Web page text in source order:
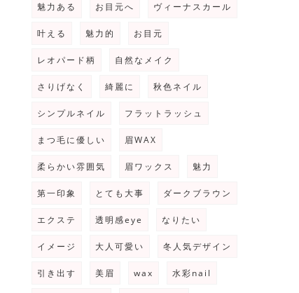
魅力ある お目元へ ヴィーナスカール
叶える 魅力的 お目元
レオパード柄 自然なメイク
さりげなく 綺麗に 秋色ネイル
シンプルネイル フラットラッシュ
まつ毛に優しい 眉WAX
柔らかい雰囲気 眉ワックス 魅力
第一印象 とても大事 ダークブラウン
エクステ 透明感eye なりたい
イメージ 大人可愛い 冬人気デザイン
引き出す 美眉 wax 水彩nail